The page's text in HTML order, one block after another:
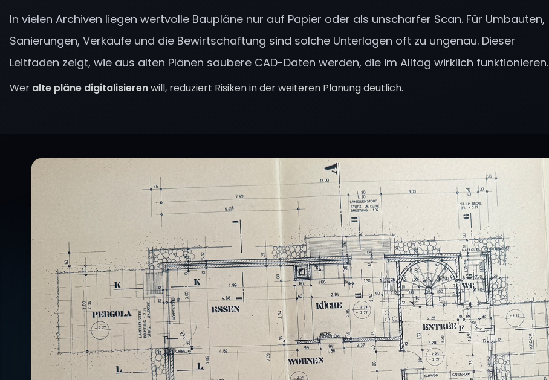
In vielen Archiven liegen wertvolle Baupläne nur auf Papier oder als unscharfer Scan. Für Umbauten,
Sanierungen, Verkäufe und die Bewirtschaftung sind solche Unterlagen oft zu ungenau. Dieser
Leitfaden zeigt, wie aus alten Plänen saubere CAD-Daten werden, die im Alltag wirklich funktionieren.
Wer alte pläne digitalisierenwill, reduziert Risiken in der weiteren Planung deutlich.